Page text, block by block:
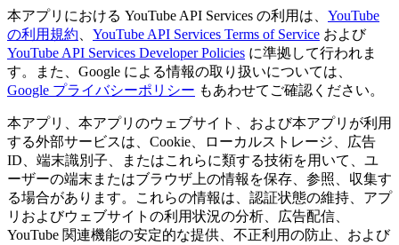
本アプリにおける YouTube API Services の利用は、 YouTube
の利用規約
YouTube API Services Terms of Service および
YouTube API Services Developer Policies に準拠して行われま
す。また、Google による情報の取り扱いについては、
Google プライバシーポリシー もあわせてご確認ください。
本アプリ、本アプリのウェブサイト、および本アプリが利用
する外部サービスは、Cookie、ローカルストレージ、広告
ID、端末識別子、またはこれらに類する技術を用いて、ユ
ーザーの端末またはブラウザ上の情報を保存、参照、収集す
る場合があります。これらの情報は、認証状態の維持、アプ
リおよびウェブサイトの利用状況の分析、広告配信、
YouTube 関連機能の安定的な提供、不正利用の防止、および